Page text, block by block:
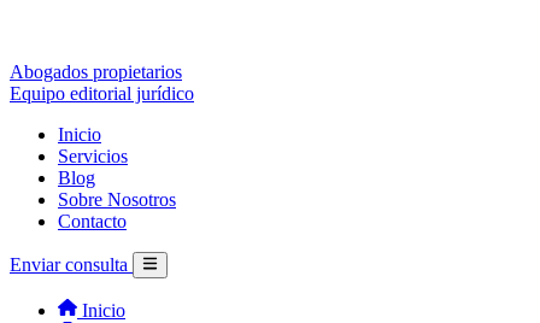
Abogados propietarios
Equipo editorial jurídico
Inicio
Servicios
Blog
Sobre Nosotros
Contacto
Enviar consulta
Inicio